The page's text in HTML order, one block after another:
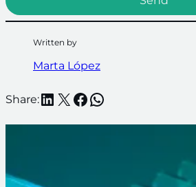
Written by
Marta López
Share:LinkedIn
X Facebook
WhatsApp